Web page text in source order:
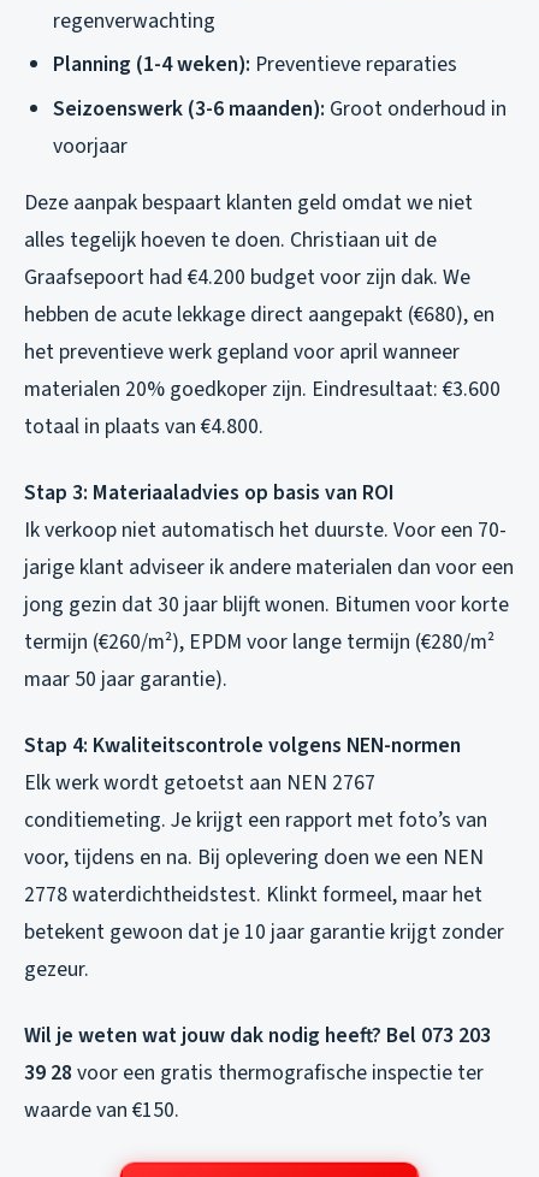
regenverwachting
Planning (1-4 weken): Preventieve reparaties
Seizoenswerk (3-6 maanden): Groot onderhoud in
voorjaar
Deze aanpak bespaart klanten geld omdat we niet
alles tegelijk hoeven te doen. Christiaan uit de
Graafsepoort had €4.200 budget voor zijn dak. We
hebben de acute lekkage direct aangepakt (€680), en
het preventieve werk gepland voor april wanneer
materialen 20% goedkoper zijn. Eindresultaat: €3.600
totaal in plaats van €4.800.
Stap 3: Materiaaladvies op basis van ROI
Ik verkoop niet automatisch het duurste. Voor een 70-
jarige klant adviseer ik andere materialen dan voor een
jong gezin dat 30 jaar blijft wonen. Bitumen voor korte
termijn (€260/m²), EPDM voor lange termijn (€280/m²
maar 50 jaar garantie).
Stap 4: Kwaliteitscontrole volgens NEN-normen
Elk werk wordt getoetst aan NEN 2767
conditiemeting. Je krijgt een rapport met foto’s van
voor, tijdens en na. Bij oplevering doen we een NEN
2778 waterdichtheidstest. Klinkt formeel, maar het
betekent gewoon dat je 10 jaar garantie krijgt zonder
gezeur.
Wil je weten wat jouw dak nodig heeft? Bel 073 203
39 28 voor een gratis thermografische inspectie ter
waarde van €150.